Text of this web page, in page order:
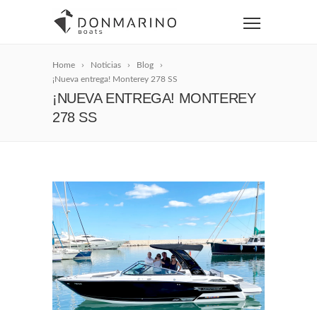
Home Noticias
Blog
¡Nueva entrega! Monterey 278 SS
¡NUEVA ENTREGA! MONTEREY
278 SS